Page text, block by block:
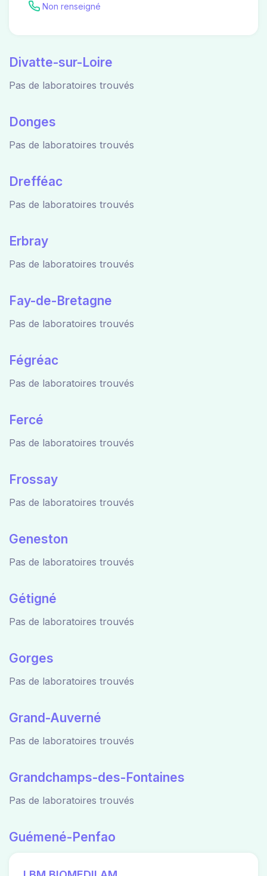
Non renseigné
Divatte-sur-Loire
Pas de laboratoires trouvés
Donges
Pas de laboratoires trouvés
Drefféac
Pas de laboratoires trouvés
Erbray
Pas de laboratoires trouvés
Fay-de-Bretagne
Pas de laboratoires trouvés
Fégréac
Pas de laboratoires trouvés
Fercé
Pas de laboratoires trouvés
Frossay
Pas de laboratoires trouvés
Geneston
Pas de laboratoires trouvés
Gétigné
Pas de laboratoires trouvés
Gorges
Pas de laboratoires trouvés
Grand-Auverné
Pas de laboratoires trouvés
Grandchamps-des-Fontaines
Pas de laboratoires trouvés
Guémené-Penfao